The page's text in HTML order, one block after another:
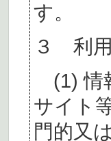
す。
３ 利
(1) 情
サイト
門的又